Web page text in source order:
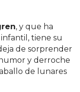
, y que ha
tiene su
de sorprender
y derroche
de lunares